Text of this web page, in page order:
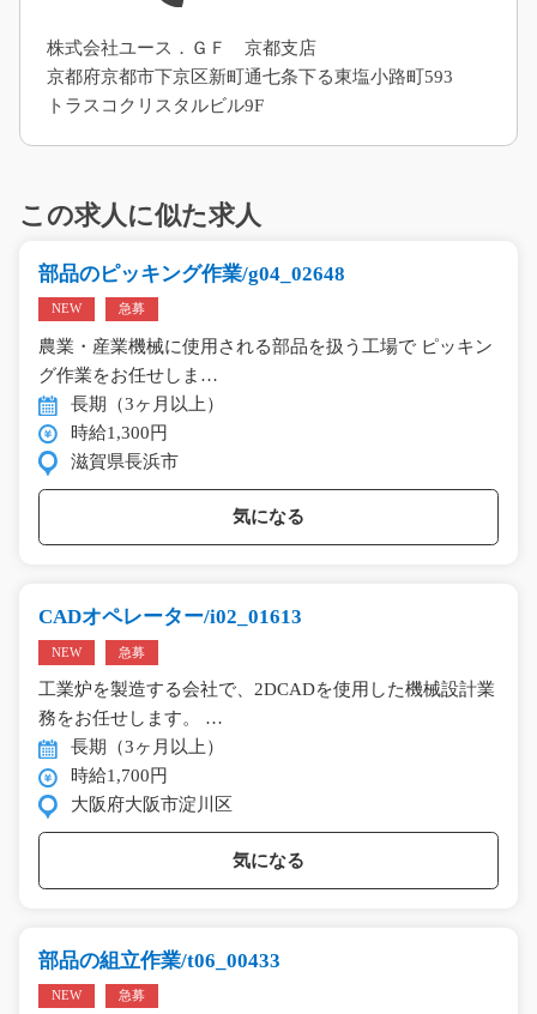
株式会社ユース．ＧＦ 京都支店
京都府京都市下京区新町通七条下る東塩小路町593
トラスコクリスタルビル9F
この求人に似た求人
部品のピッキング作業/g04_02648
NEW 急募
農業・産業機械に使用される部品を扱う工場で ピッキン
グ作業をお任せしま…
長期（3ヶ月以上）
時給1,300円
滋賀県長浜市
気になる
CADオペレーター/i02_01613
NEW 急募
工業炉を製造する会社で、2DCADを使用した機械設計業
務をお任せします。 …
長期（3ヶ月以上）
時給1,700円
大阪府大阪市淀川区
気になる
部品の組立作業/t06_00433
NEW 急募